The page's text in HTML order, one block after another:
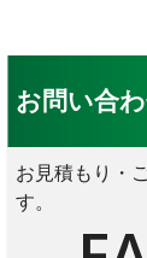
お問い合
お見積もり・
す。